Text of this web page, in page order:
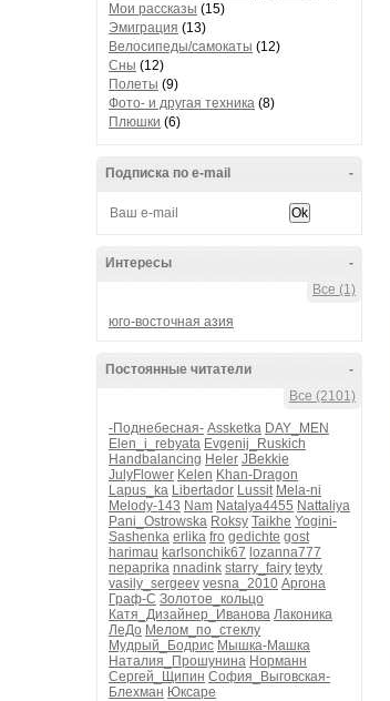
Мои рассказы (15)
Эмиграция (13)
Велосипеды/самокаты (12)
Сны (12)
Полеты (9)
Фото- и другая техника (8)
Плюшки (6)
-
Подписка по e-mail
-
Интересы
Все (1)
юго-восточная азия
-
Постоянные читатели
Все (2101)
-Поднебесная- Assketka DAY_MEN
Elen_i_rebyata Evgenij_Ruskich
Handbalancing Heler JBekkie
JulyFlower Kelen Khan-Dragon
Lapus_ka Libertador Lussit Mela-ni
Melody-143 Nam Natalya4455 Nattaliya
Pani_Ostrowska Roksy Taikhe Yogini-
Sashenka erlika fro gedichte gost
harimau karlsonchik67 lozanna777
nepaprika nnadink starry_fairy teyty
vasily_sergeev vesna_2010 Аргона
Граф-С Золотое_кольцо
Катя_Дизайнер_Иванова Лаконика
ЛеДо Мелом_по_стеклу
Мудрый_Бодрис Мышка-Машка
Наталия_Прошунина Норманн
Сергей_Щипин София_Выговская-
Блехман Юксаре